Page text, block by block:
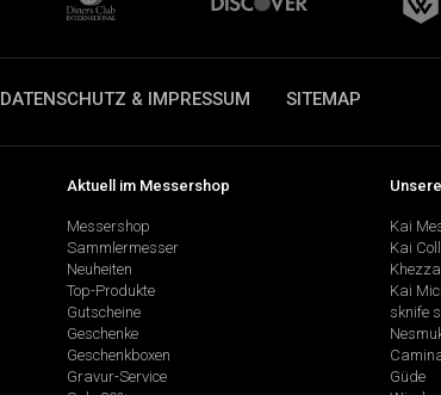
DATENSCHUTZ & IMPRESSUM SITEMAP
Aktuell im Messershop
Messershop
Sammlermesser
Neuheiten
Top-Produkte
Gutscheine
Geschenke
Geschenkboxen
Gravur-Service
Kai
Kai
Kai
sknife
Güde